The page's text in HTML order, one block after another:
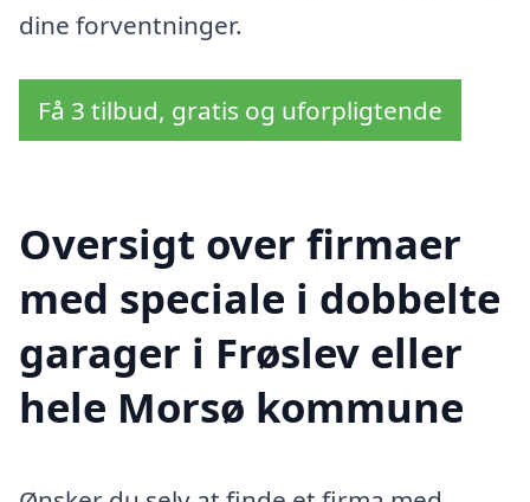
dine forventninger.
Få 3 tilbud, gratis og uforpligtende
Oversigt over firmaer
med speciale i dobbelte
garager i Frøslev eller
hele Morsø kommune